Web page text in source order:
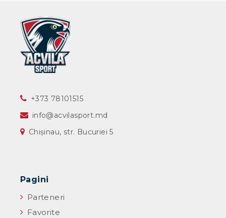
‎+373 78101515
info@acvilasport.md
Chișinau, str. Bucuriei 5
Pagini
Parteneri
Favorite